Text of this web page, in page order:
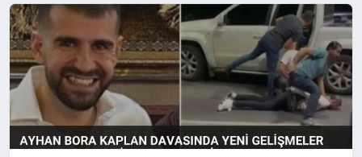
EĞITIM
EKONOMI